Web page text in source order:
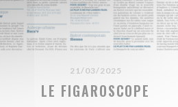
21/03/2025
LE FIGAROSCOPE